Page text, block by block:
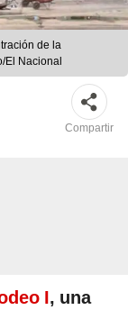
de la
El Nacional
Compartir
I, una